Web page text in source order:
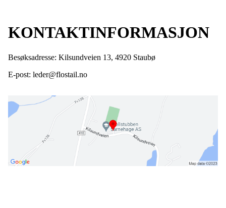
KONTAKTINFORMASJON
Besøksadresse: Kilsundveien 13, 4920 Staubø
E-post: leder@flostail.no